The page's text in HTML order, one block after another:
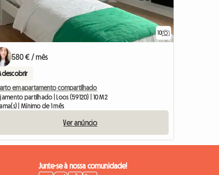
10
580 € / mês
descobrir
em apartamento compartilhado
partilhado | Loos (59120) | 10 M2
| Mínimo de 1 mês
Ver anúncio
Junte-se à nossa comunidade!